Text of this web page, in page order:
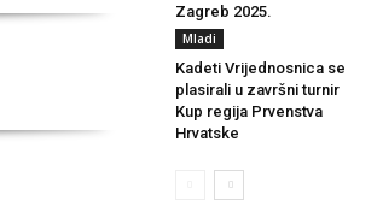
Zagreb 2025.
Mladi
Kadeti Vrijednosnica se
plasirali u završni turnir
Kup regija Prvenstva
Hrvatske